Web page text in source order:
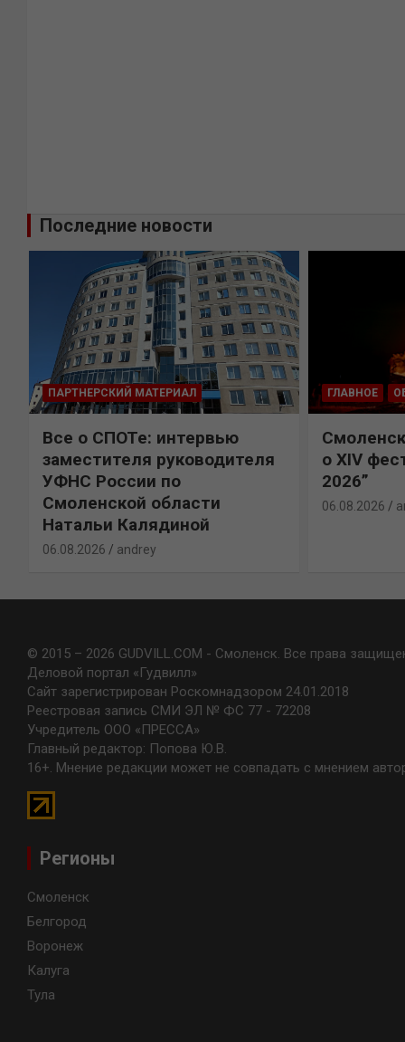
Последние новости
ПАРТНЕРСКИЙ МАТЕРИАЛ
Все о СПОТе: интервью
заместителя руководителя
УФНС России по
Смоленской области
Натальи Калядиной
06.08.2026 andrey
ГЛАВНОЕ
о XIV
2026”
06.08.2026
© 2015 – 2026 GUDVILL.COM - Смоленск. Все права
Деловой портал «Гудвилл»
Сайт зарегистрирован Роскомнадзором 24.01.2018
Реестровая запись СМИ ЭЛ № ФС 77 - 72208
Учредитель ООО «ПРЕССА»
Главный редактор: Попова Ю.В.
16+. Мнение редакции может не совпадать с мнением
Регионы
Смоленск
Белгород
Воронеж
Калуга
Тула